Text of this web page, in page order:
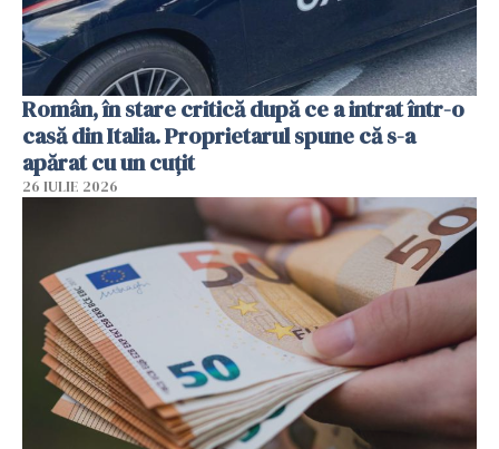
Român, în stare critică după ce a intrat într-o
casă din Italia. Proprietarul spune că s-a
apărat cu un cuțit
26 IULIE 2026